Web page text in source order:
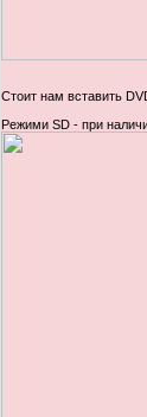
Стоит нам вставить
Режими SD - при